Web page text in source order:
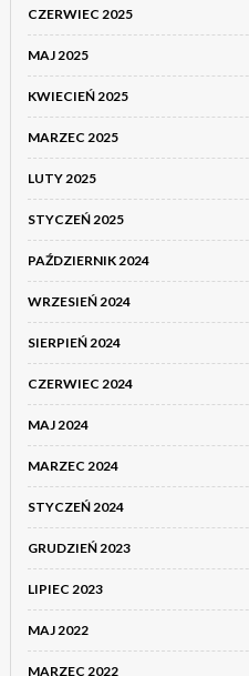
CZERWIEC 2025
MAJ 2025
KWIECIEŃ 2025
MARZEC 2025
LUTY 2025
STYCZEŃ 2025
PAŹDZIERNIK 2024
WRZESIEŃ 2024
SIERPIEŃ 2024
CZERWIEC 2024
MAJ 2024
MARZEC 2024
STYCZEŃ 2024
GRUDZIEŃ 2023
LIPIEC 2023
MAJ 2022
MARZEC 2022